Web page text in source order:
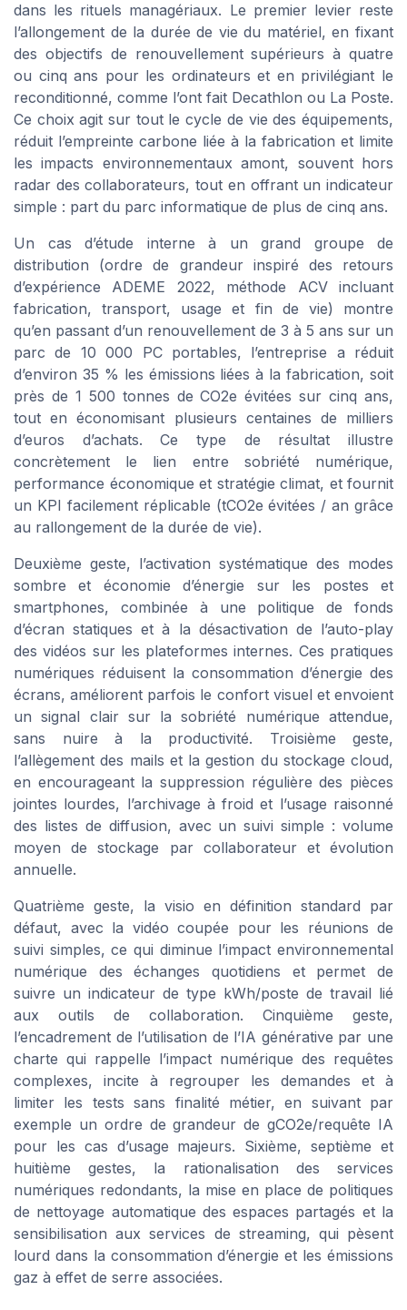
dans les rituels managériaux. Le premier levier reste
l’allongement de la durée de vie du matériel, en fixant
des objectifs de renouvellement supérieurs à quatre
ou cinq ans pour les ordinateurs et en privilégiant le
reconditionné, comme l’ont fait Decathlon ou La Poste.
Ce choix agit sur tout le cycle de vie des équipements,
réduit l’empreinte carbone liée à la fabrication et limite
les impacts environnementaux amont, souvent hors
radar des collaborateurs, tout en offrant un indicateur
simple : part du parc informatique de plus de cinq ans.
Un cas d’étude interne à un grand groupe de
distribution (ordre de grandeur inspiré des retours
d’expérience ADEME 2022, méthode ACV incluant
fabrication, transport, usage et fin de vie) montre
qu’en passant d’un renouvellement de 3 à 5 ans sur un
parc de 10 000 PC portables, l’entreprise a réduit
d’environ 35 % les émissions liées à la fabrication, soit
près de 1 500 tonnes de CO2e évitées sur cinq ans,
tout en économisant plusieurs centaines de milliers
d’euros d’achats. Ce type de résultat illustre
concrètement le lien entre sobriété numérique,
performance économique et stratégie climat, et fournit
un KPI facilement réplicable (tCO2e évitées / an grâce
au rallongement de la durée de vie).
Deuxième geste, l’activation systématique des modes
sombre et économie d’énergie sur les postes et
smartphones, combinée à une politique de fonds
d’écran statiques et à la désactivation de l’auto-play
des vidéos sur les plateformes internes. Ces pratiques
numériques réduisent la consommation d’énergie des
écrans, améliorent parfois le confort visuel et envoient
un signal clair sur la sobriété numérique attendue,
sans nuire à la productivité. Troisième geste,
l’allègement des mails et la gestion du stockage cloud,
en encourageant la suppression régulière des pièces
jointes lourdes, l’archivage à froid et l’usage raisonné
des listes de diffusion, avec un suivi simple : volume
moyen de stockage par collaborateur et évolution
annuelle.
Quatrième geste, la visio en définition standard par
défaut, avec la vidéo coupée pour les réunions de
suivi simples, ce qui diminue l’impact environnemental
numérique des échanges quotidiens et permet de
suivre un indicateur de type kWh/poste de travail lié
aux outils de collaboration. Cinquième geste,
l’encadrement de l’utilisation de l’IA générative par une
charte qui rappelle l’impact numérique des requêtes
complexes, incite à regrouper les demandes et à
limiter les tests sans finalité métier, en suivant par
exemple un ordre de grandeur de gCO2e/requête IA
pour les cas d’usage majeurs. Sixième, septième et
huitième gestes, la rationalisation des services
numériques redondants, la mise en place de politiques
de nettoyage automatique des espaces partagés et la
sensibilisation aux services de streaming, qui pèsent
lourd dans la consommation d’énergie et les émissions
gaz à effet de serre associées.